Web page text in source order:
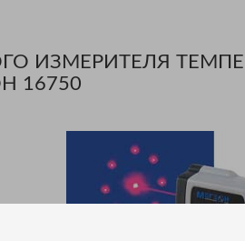
ИЗМЕРИТЕЛЯ
16750